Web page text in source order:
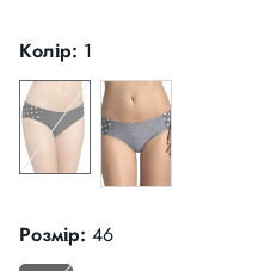
Колір: 1
Розмір: 46